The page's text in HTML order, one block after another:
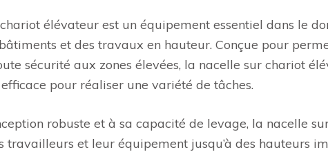
élévateur est un équipement essentiel dans le
bâtiments et des travaux en hauteur. Conçue pour
sécurité aux zones élevées, la nacelle sur chariot
pour réaliser une variété de tâches.
robuste et à sa capacité de levage, la nacelle
travailleurs et leur équipement jusqu’à des hauteurs